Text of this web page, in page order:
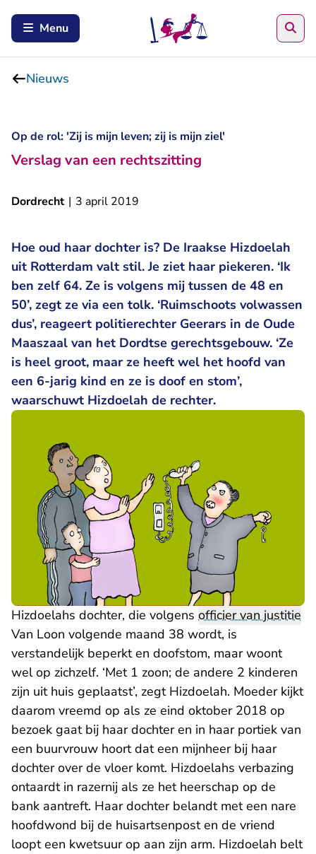
Menu
Nieuws
Op de rol: 'Zij is mijn leven; zij is mijn ziel'
Verslag van een rechtszitting
Dordrecht | 3 april 2019
Hoe oud haar dochter is? De Iraakse Hizdoelah
uit Rotterdam valt stil. Je ziet haar piekeren. ‘Ik
ben zelf 64. Ze is volgens mij tussen de 48 en
50’, zegt ze via een tolk. ‘Ruimschoots volwassen
dus’, reageert politierechter Geerars in de Oude
Maaszaal van het Dordtse gerechtsgebouw. ‘Ze
is heel groot, maar ze heeft wel het hoofd van
een 6-jarig kind en ze is doof en stom’,
waarschuwt Hizdoelah de rechter.
Hizdoelahs dochter, die volgens officier van justitie
Van Loon volgende maand 38 wordt, is
verstandelijk beperkt en doofstom, maar woont
wel op zichzelf. ‘Met 1 zoon; de andere 2 kinderen
zijn uit huis geplaatst’, zegt Hizdoelah. Moeder kijkt
daarom vreemd op als ze eind oktober 2018 op
bezoek gaat bij haar dochter en in haar portiek van
een buurvrouw hoort dat een mijnheer bij haar
dochter over de vloer komt. Hizdoelahs verbazing
ontaardt in razernij als ze het heerschap op de
bank aantreft. Haar dochter belandt met een nare
hoofdwond bij de huisartsenpost en de vriend
loopt een kwetsuur op aan zijn arm. Hizdoelah belt